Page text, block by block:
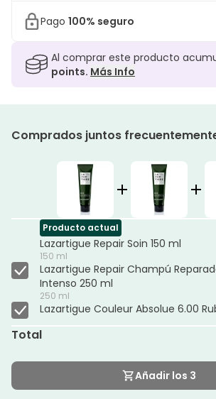
Pago 100% seguro
Al comprar este producto
points. Más Info
Comprados juntos
Producto actual
Lazartigue Repair Soin 150 ml
150 ml
Lazartigue Repair Champú
Intenso 250 ml
250 ml
Lazartigue Couleur Absolue 6.00
Total
Añadir los 3